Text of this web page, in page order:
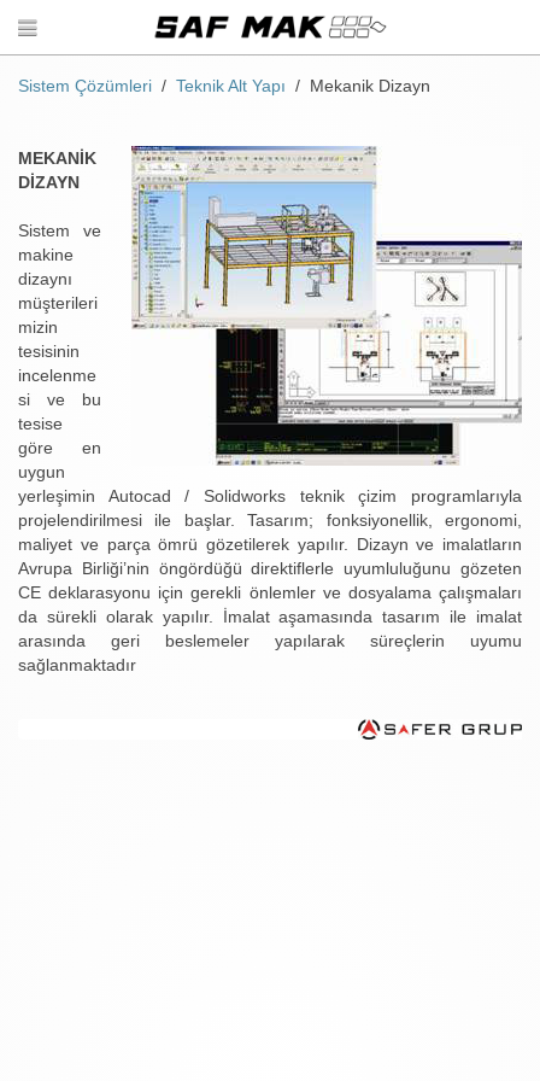
Sistem Çözümleri Teknik Alt Yapı Mekanik Dizayn
MEKANİK
DİZAYN
Sistem ve
makine
dizaynı
müşterileri
mizin
tesisinin
incelenme
si ve bu
tesise
göre en
uygun
yerleşimin Autocad / Solidworks teknik çizim programlarıyla
projelendirilmesi ile başlar. Tasarım; fonksiyonellik, ergonomi,
maliyet ve parça ömrü gözetilerek yapılır. Dizayn ve imalatların
Avrupa Birliği’nin öngördüğü direktiflerle uyumluluğunu gözeten
CE deklarasyonu için gerekli önlemler ve dosyalama çalışmaları
da sürekli olarak yapılır. İmalat aşamasında tasarım ile imalat
arasında geri beslemeler yapılarak süreçlerin uyumu
sağlanmaktadır